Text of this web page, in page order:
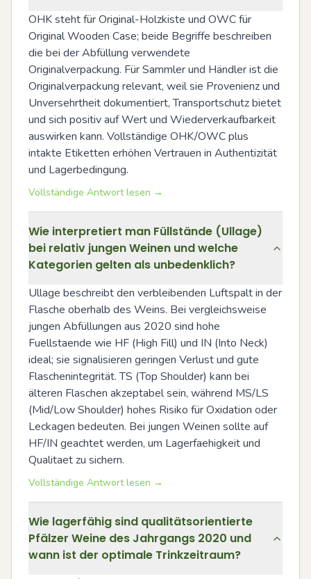
OHK steht für Original-Holzkiste und OWC für
Original Wooden Case; beide Begriffe beschreiben
die bei der Abfüllung verwendete
Originalverpackung. Für Sammler und Händler ist die
Originalverpackung relevant, weil sie Provenienz und
Unversehrtheit dokumentiert, Transportschutz bietet
und sich positiv auf Wert und Wiederverkaufbarkeit
auswirken kann. Vollständige OHK/OWC plus
intakte Etiketten erhöhen Vertrauen in Authentizität
und Lagerbedingung.
Vollständige Antwort lesen →
Wie interpretiert man Füllstände (Ullage)
bei relativ jungen Weinen und welche
Kategorien gelten als unbedenklich?
Ullage beschreibt den verbleibenden Luftspalt in der
Flasche oberhalb des Weins. Bei vergleichsweise
jungen Abfüllungen aus 2020 sind hohe
Fuellstaende wie HF (High Fill) und IN (Into Neck)
ideal; sie signalisieren geringen Verlust und gute
Flaschenintegrität. TS (Top Shoulder) kann bei
älteren Flaschen akzeptabel sein, während MS/LS
(Mid/Low Shoulder) hohes Risiko für Oxidation oder
Leckagen bedeuten. Bei jungen Weinen sollte auf
HF/IN geachtet werden, um Lagerfaehigkeit und
Qualitaet zu sichern.
Vollständige Antwort lesen →
Wie lagerfähig sind qualitätsorientierte
Pfälzer Weine des Jahrgangs 2020 und
wann ist der optimale Trinkzeitraum?